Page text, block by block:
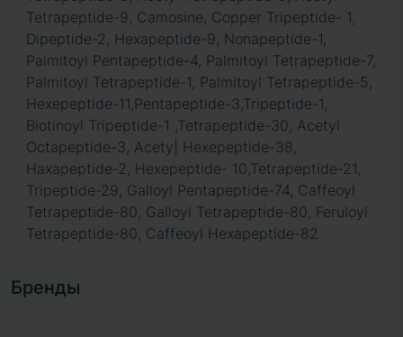
Tetrapeptide-9, Camosine, Copper Tripeptide- 1,
Dipeptide-2, Hexapeptide-9, Nonapeptide-1,
Palmitoyl Pentapeptide-4, Palmitoyl Tetrapeptide-7,
Palmitoyl Tetrapeptide-1, Palmitoyl Tetrapeptide-5,
Hexepeptide-11,Pentapeptide-3,Tripeptide-1,
Biotinoyl Tripeptide-1 ,Tetrapeptide-30, Acetyl
Octapeptide-3, Acety| Hexepeptide-38,
Haxapeptide-2, Hexepeptide- 10,Tetrapeptide-21,
Tripeptide-29, Galloyl Pentapeptide-74, Caffeoyl
Tetrapeptide-80, Galloyl Tetrapeptide-80, Feruloyl
Tetrapeptide-80, Caffeoyl Hexapeptide-82
Бренды